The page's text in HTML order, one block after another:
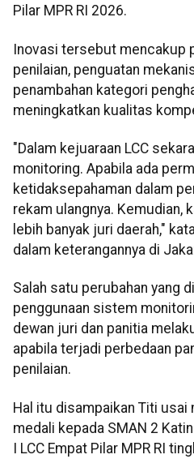
Pilar MPR RI 2026.
Inovasi tersebut mencakup
penilaian, penguatan
penambahan kategori
meningkatkan kualitas
"Dalam kejuaraan LCC
monitoring. Apabila ada
ketidaksepahaman dalam
rekam ulangnya. Kemudian,
lebih banyak juri daerah,"
dalam keterangannya di
Salah satu perubahan yang
penggunaan sistem
dewan juri dan panitia
apabila terjadi perbedaan
penilaian.
Hal itu disampaikan Titi usai
medali kepada SMAN 2
I LCC Empat Pilar MPR RI